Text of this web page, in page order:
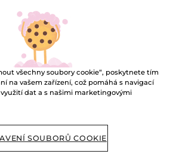
-30%
všechny soubory cookie“, poskytnete tím
na vašem zařízení, což pomáhá s navigací
dat a s našimi marketingovými
SOUBORŮ COOKIE